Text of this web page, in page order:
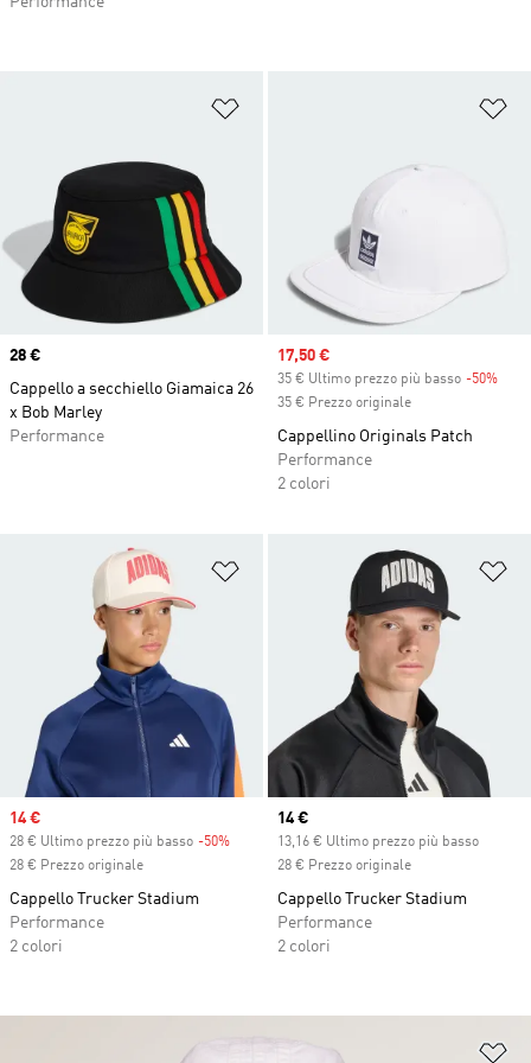
Aggiungi alla lista dei desideri
Price
28 €
Cappello a secchiello Giamaica 26
x Bob Marley
Performance
Sale price
17,50 €
35 € Ultimo prezzo più basso -50%
35 € Prezzo originale
Cappellino Originals Patch
Performance
2 colori
Aggiungi alla lista dei desideri
Sale price
14 €
28 € Ultimo prezzo più basso -50% Discount
28 € Prezzo originale
Cappello Trucker Stadium
Performance
2 colori
Current price
14 €
13,16 € Ultimo prezzo più basso
28 € Prezzo originale
Cappello Trucker Stadium
Performance
2 colori